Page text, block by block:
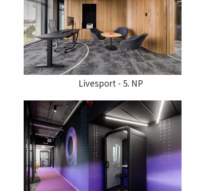
Livesport - 5. NP